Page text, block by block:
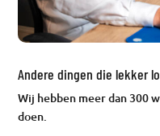
Andere dingen die lekker
Wij hebben meer dan 300
doen.